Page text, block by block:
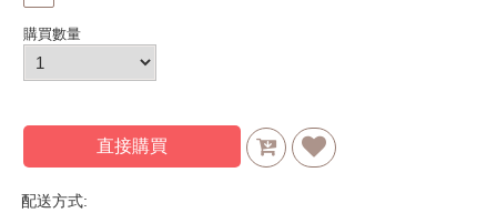
購買數量
直接購買
配送方式: